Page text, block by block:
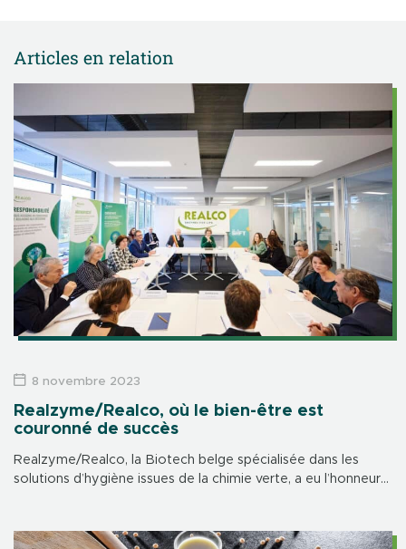
Articles en relation
Realzyme/Realco, où le bien-être est
couronné de succès
Realzyme/Realco, la Biotech belge spécialisée dans les
solutions d’hygiène issues de la chimie verte, a eu l’honneur
santé mentale en entreprise.
8 novembre 2023